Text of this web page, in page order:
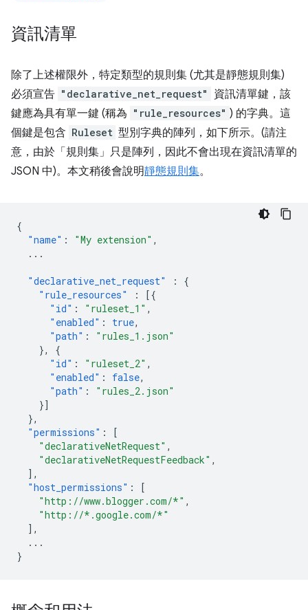
資訊清單
除了上述權限外，特定類型的規則集 (尤其是靜態規則集)
必須宣告 "declarative_net_request"
資訊清單鍵，該
鍵應為具有單一鍵 (稱為 "rule_resources" ) 的字典。這
個鍵是包含 Ruleset 型別字典的陣列，如下所示。(請注
意，由於「規則集」只是陣列，因此不會出現在資訊清單的
JSON 中)。本文稍後會說明靜態規則集。
{
"name" : "My extension" ,
...
"declarative_net_request" :
{
"rule_resources"
:
[{
"id" : "ruleset_1" ,
"enabled" : true,
"path" :
"rules_1.json"
},
{
"id" : "ruleset_2" ,
"enabled" : false,
"path" :
"rules_2.json"
}]
},
"permissions" :
[
"declarativeNetRequest" ,
"declarativeNetRequestFeedback" ,
],
"host_permissions" :
[
"http://www.blogger.com/*" ,
"http://*.google.com/*"
],
...
}